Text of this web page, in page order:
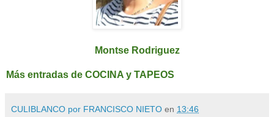
Montse Rodriguez
Más entradas de COCINA y TAPEOS
CULIBLANCO por FRANCISCO NIETO en 13:46